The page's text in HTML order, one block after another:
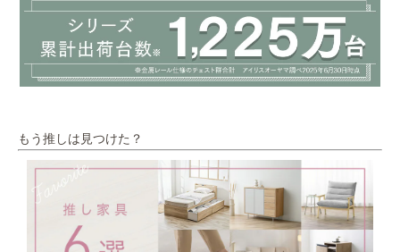
もう推しは見つけた？